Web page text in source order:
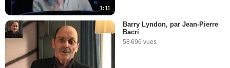
1:11
Barry Lyndon, par Jean-Pierre
Bacri
58 696 vues